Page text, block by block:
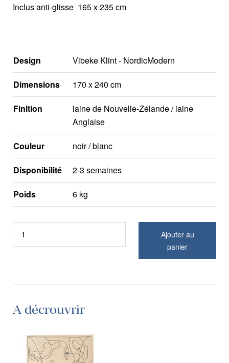
Inclus anti-glisse 165 x 235 cm
Design Vibeke Klint - NordicModern
Dimensions 170 x 240 cm
Finition
laine de Nouvelle-Zélande / laine
Anglaise
Couleur noir / blanc
Disponibilité 2-3 semaines
Poids 6 kg
Ajouter au
panier
A décrouvrir